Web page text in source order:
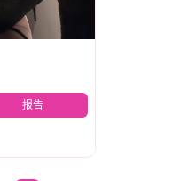
报告